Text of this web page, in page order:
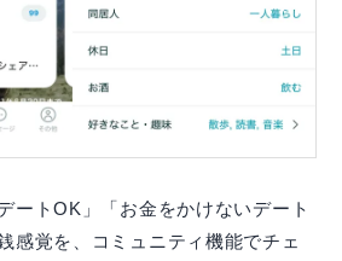
ートOK」「お金をかけないデート
感覚を、コミュニティ機能でチェ